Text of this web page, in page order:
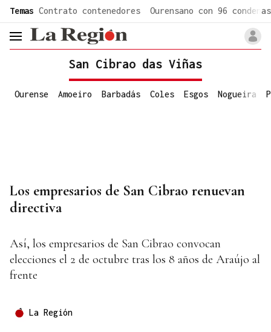
Temas Contrato contenedores Ourensano con 96 condenas
header.menu.open
San Cibrao das Viñas
Ourense Amoeiro Barbadás Coles Esgos Nogueira
Los empresarios de San Cibrao renuevan
directiva
Así, los empresarios de San Cibrao convocan
elecciones el 2 de octubre tras los 8 años de Araújo al
frente
La Región